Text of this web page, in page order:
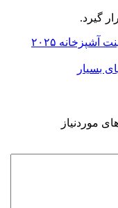
گیرد.
۲۰۲۵
موردنیاز